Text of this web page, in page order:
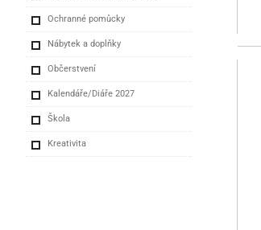
Ochranné pomůcky
Nábytek a doplňky
Občerstvení
Kalendáře/Diáře 2027
Škola
Kreativita